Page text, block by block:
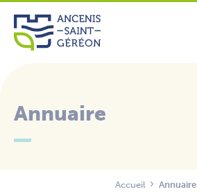
Aller
contenu
Annuaire
Accueil Annuaire
Panneau de gestion des cookies